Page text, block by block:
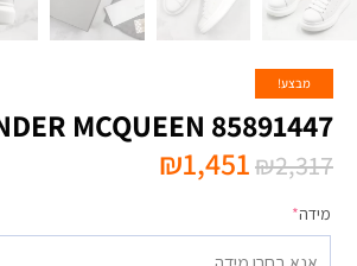
מבצע!
MCQUEEN 85891447
₪2,317
₪1,451
מידה*